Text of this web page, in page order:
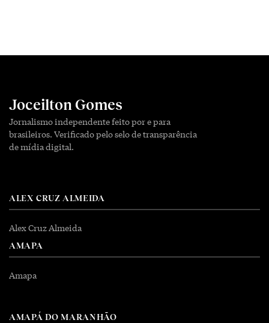
Joceilton Gomes
Jornalismo independente feito por e para
brasileiros. Verificado pelo selo de transparência
de mídia digital.
ALEX CRUZ ALMEIDA
Alex Cruz Almeida
AMAPA
Amapa
AMAPÁ DO MARANHÃO